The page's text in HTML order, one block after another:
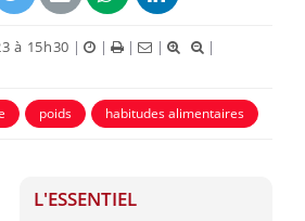
à 15h30 | | | |
|
poids habitudes alimentaires
L'ESSENTIEL